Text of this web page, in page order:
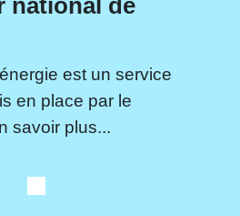
national de
est un service
en place par le
savoir plus...